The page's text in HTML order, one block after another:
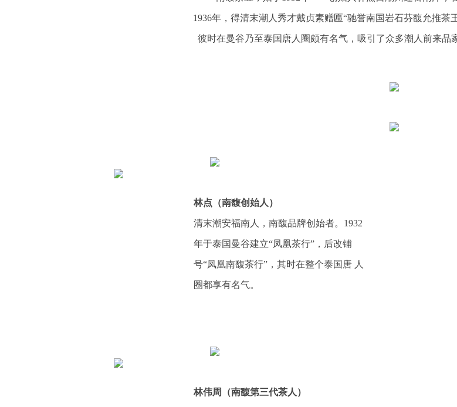
1936年，得清末潮人秀才戴贞素赠匾“驰誉南国岩石芬馥允推茶
彼时在曼谷乃至泰国唐人圈颇有名气，吸引了众多潮人前来品
林点（南馥创始人）
清末潮安福南人，南馥品牌创始者。1932
年于泰国曼谷建立“凤凰茶行”，后改铺
号“凤凰南馥茶行”，其时在整个泰国唐 人
圈都享有名气。
林伟周（南馥第三代茶人）